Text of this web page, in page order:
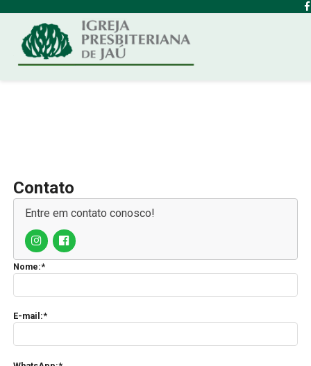
Contato
Entre em contato conosco!
Nome:*
E-mail:*